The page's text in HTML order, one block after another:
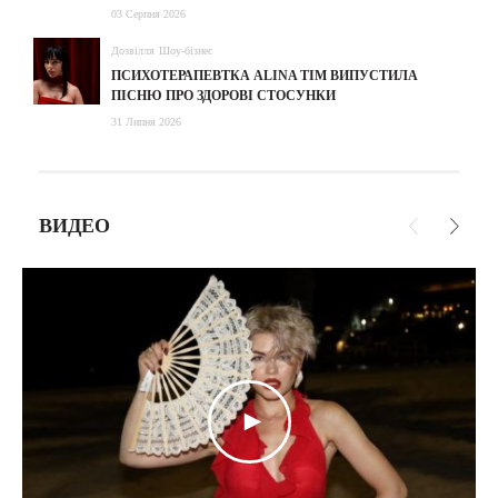
03 Серпня 2026
Дозвілля Шоу-бізнес
ПСИХОТЕРАПЕВТКА ALINA TIM ВИПУСТИЛА
ПІСНЮ ПРО ЗДОРОВІ СТОСУНКИ
31 Липня 2026
ВИДЕО